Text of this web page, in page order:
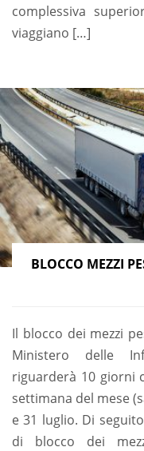
complessiva
viaggiano […]
BLOCCO MEZZI
Il blocco dei mezzi
Ministero delle
riguarderà 10 giorni
settimana del mese
e 31 luglio. Di
di blocco dei